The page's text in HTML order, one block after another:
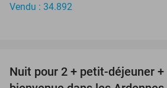
Vendu : 34.892
Nuit pour 2 + petit-déjeuner +